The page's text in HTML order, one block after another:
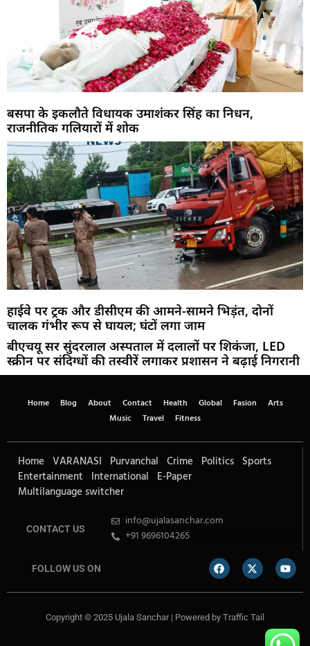
बसपा के इकलौते विधायक उमाशंकर सिंह का निधन,
राजनीतिक गलियारों में शोक
हाईवे पर ट्रक और डीसीएम की आमने-सामने भिड़ंत, दोनों
चालक गंभीर रूप से घायल; घंटों लगा जाम
बीएचयू सर सुंदरलाल अस्पताल में दलालों पर शिकंजा, LED
स्क्रीन पर संदिग्धों की तस्वीरें लगाकर प्रशासन ने बढ़ाई निगरानी
Home Blog About Contact Health Global Fasion
Arts
Music
Travel Fitness
Home VARANASI Purvanchal Crime Politics Sports
Entertainment International E-Paper
Multilanguage switcher
CONTACT US
info@ujalasanchar.com
+91 9696104265
FOLLOW US ON
Copyright © 2025 Ujala Sanchar | Powered by Traffic Tail